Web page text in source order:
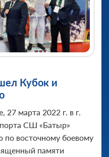
Кубок и
27 марта 2022 г. в г.
СШ «Батыр»
по восточному боевому
памяти